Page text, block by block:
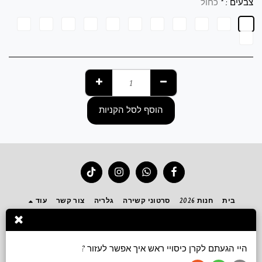
הוסף לסל הקניות
בית חנות 2026 סרטוני קשירה גלריה צור קשר עוד
היי הגעתם לקרן כיסויי ראש איך אפשר לעזור ?